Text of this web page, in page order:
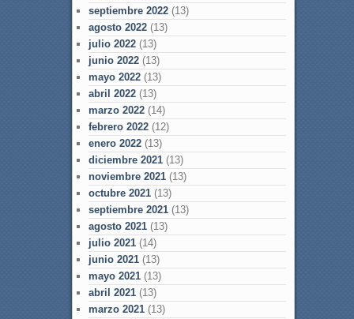
septiembre 2022(13)
agosto 2022(13)
julio 2022(13)
junio 2022(13)
mayo 2022(13)
abril 2022(13)
marzo 2022(14)
febrero 2022(12)
enero 2022(13)
diciembre 2021(13)
noviembre 2021(13)
octubre 2021(13)
septiembre 2021(13)
agosto 2021(13)
julio 2021(14)
junio 2021(13)
mayo 2021(13)
abril 2021(13)
marzo 2021(13)